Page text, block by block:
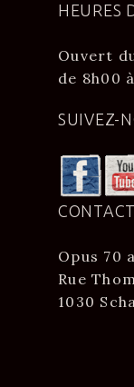
HEURES
Ouvert
de 8h00
CONTACT
Opus 70
Rue
1030
SUIVEZ-